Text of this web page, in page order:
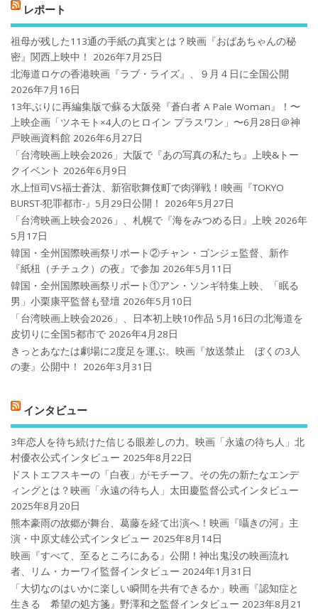
レポート
祖母が残した113通の手紙の真実とは？映画『おばあちゃんの秘
密』関西上映中！
2026年7月25日
北海道ロケの香港映画『ラブ・ライズ』、９月４日に全国公開
2026年7月16日
13年ぶりに再編集版で蘇る大阪発『蒼白者 A Pale Woman』！〜
上映企画「ツネモト×4人のヒロイン プラスワン」〜6月28日＠神
戸映画資料館 2026年6月27日
「台湾映画上映会2026」大阪で『あの写真の私たち』上映&トー
クイベント 2026年6月9日
水上恒司VS福士蒼汰、新宿歌舞伎町で肉弾戦！!映画『TOKYO
BURST-犯罪都市-』5月29日公開！
2026年5月27日
「台湾映画上映会2026」、札幌で『海をみつめる日』上映 2026年
5月17日
韓国・全州国際映画祭リポート②チャン・ゴンジェ監督、新作
『紙杻（チチュク）の夜』で参加 2026年5月11日
韓国・全州国際映画祭リポート①アン・ソンギ特集上映、「眠る
男」小栗康平監督も登壇 2026年5月10日
「台湾映画上映会2026」、日本初上映10作品 5月16日の北海道を
皮切りに全国5都市で 2026年4月28日
きっとあなたは劇場に2度足を運ぶ。映画『放送禁止 ぼくの3人
の妻』公開中！
2026年3月31日
インタビュー
3年恋人を待ち続けた信じる眼差しの力。映画「永遠の待ち人」北
村優衣公式インタビュー 2025年8月22日
ドストエフスキーの「白夜」がモチーフ。その先の新たなエンデ
ィングとは？映画「永遠の待ち人」太田慶監督公式インタビュー
2025年8月20日
熊本豪雨の故郷が舞台、葛藤を経て出演へ！映画『囁きの河』主
演・中原丈雄公式インタビュー 2025年8月14日
映画『すべて、至るところにある』公開！神出鬼没の映画流れ
者、リム・カーワイ監督インタビュー 2024年1月31日
「大切なのはいかに楽しい瞬間を共有できるか」映画『認知症と
生きる 希望の処方箋』野澤和之監督インタビュー 2023年8月21